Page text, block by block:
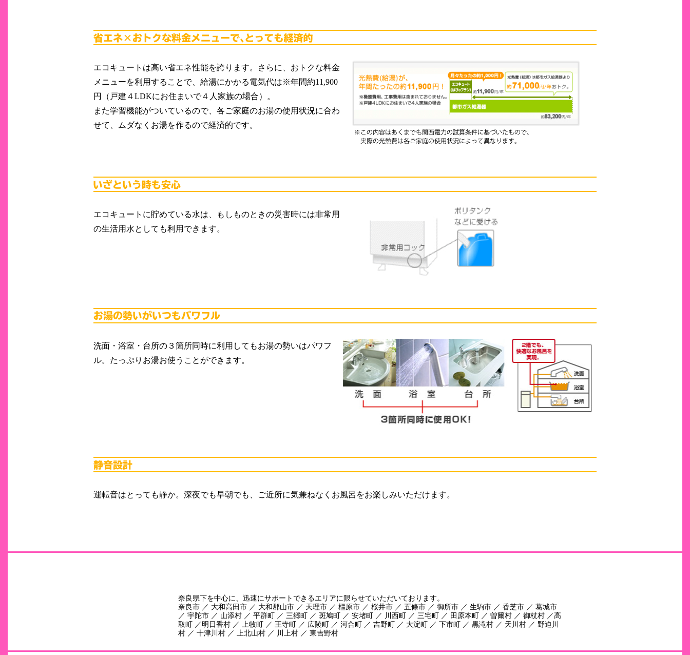
エコキュートは高い省エネ性能を誇ります。さらに、おトクな料金
メニューを利用することで、給湯にかかる電気代は※年間約11,900
円（戸建４LDKにお住まいで４人家族の場合）。
また学習機能がついているので、各ご家庭のお湯の使用状況に合わ
せて、ムダなくお湯を作るので経済的です。
エコキュートに貯めている水は、もしものときの災害時には非常用
の生活用水としても利用できます。
洗面・浴室・台所の３箇所同時に利用してもお湯の勢いはパワフ
ル。たっぷりお湯お使うことができます。
運転音はとっても静か。深夜でも早朝でも、ご近所に気兼ねなくお風呂をお楽しみいただけます。
奈良県下を中心に、迅速にサポートできるエリアに限らせていただいております。
奈良市 ／ 大和高田市 ／ 大和郡山市 ／ 天理市 ／ 橿原市 ／ 桜井市 ／ 五條市 ／ 御所市 ／ 生駒市 ／ 香芝市 ／ 葛城市
／ 宇陀市 ／ 山添村 ／ 平群町 ／ 三郷町 ／ 斑鳩町 ／ 安堵町 ／ 川西町 ／ 三宅町 ／ 田原本町 ／ 曽爾村 ／ 御杖村 ／高
取町 ／明日香村 ／ 上牧町 ／ 王寺町 ／ 広陵町 ／ 河合町 ／ 吉野町 ／ 大淀町 ／ 下市町 ／ 黒滝村 ／ 天川村 ／ 野迫川
村 ／ 十津川村 ／ 上北山村 ／ 川上村 ／ 東吉野村